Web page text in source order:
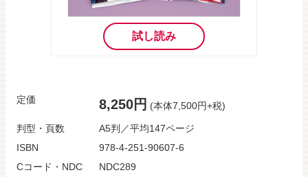
試し読み
定価 8,250円 (本体7,500円+税)
判型・頁数
A5判／平均147ページ
ISBN
978-4-251-90607-6
Cコード・NDC
NDC289